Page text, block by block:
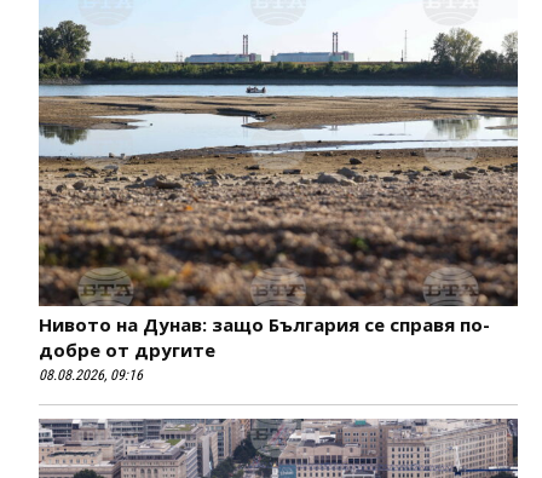
Нивото на Дунав: защо България се справя по-
добре от другите
08.08.2026, 09:16